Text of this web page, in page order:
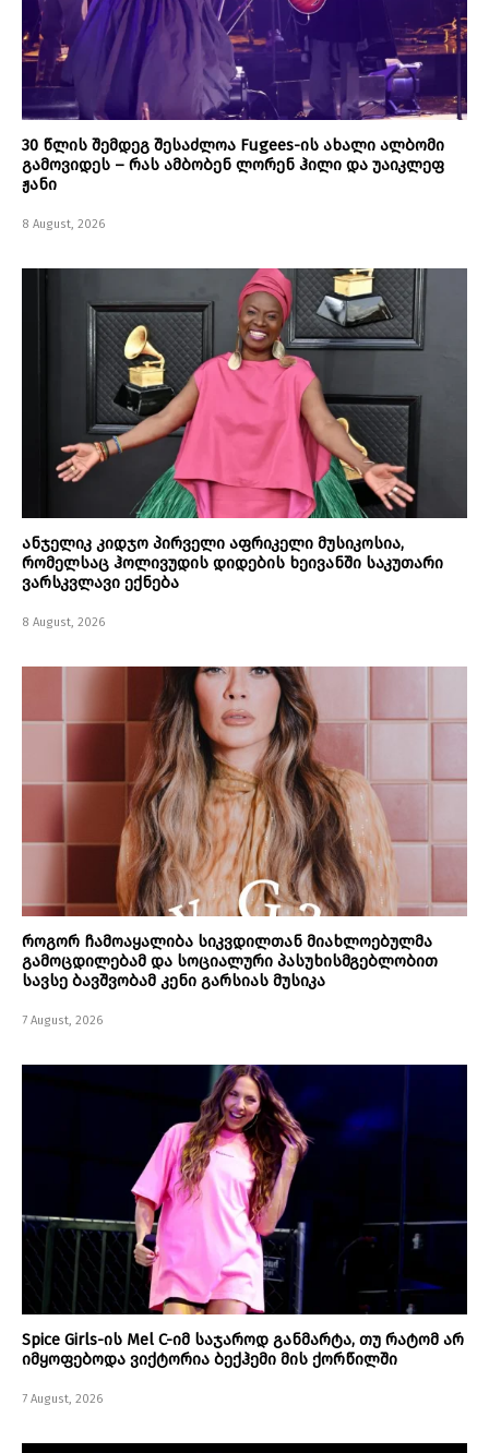
30 წლის შემდეგ შესაძლოა Fugees-ის ახალი ალბომი
გამოვიდეს – რას ამბობენ ლორენ ჰილი და უაიკლეფ
ჟანი
8 August, 2026
ანჯელიკ კიდჯო პირველი აფრიკელი მუსიკოსია,
რომელსაც ჰოლივუდის დიდების ხეივანში საკუთარი
ვარსკვლავი ექნება
8 August, 2026
როგორ ჩამოაყალიბა სიკვდილთან მიახლოებულმა
გამოცდილებამ და სოციალური პასუხისმგებლობით
სავსე ბავშვობამ კენი გარსიას მუსიკა
7 August, 2026
Spice Girls-ის Mel C-იმ საჯაროდ განმარტა, თუ რატომ არ
იმყოფებოდა ვიქტორია ბექჰემი მის ქორწილში
7 August, 2026